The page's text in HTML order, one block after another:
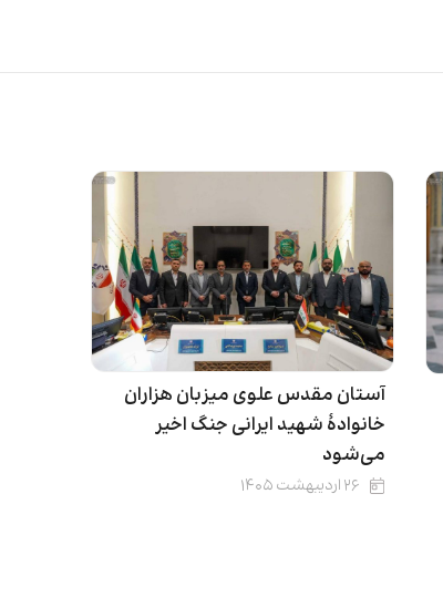
آستان مقدس علوی میزبان هزاران
خانوادهٔ شهید ایرانی جنگ اخیر
می‌شود
۲۶ اردیبهشت ۱۴۰۵